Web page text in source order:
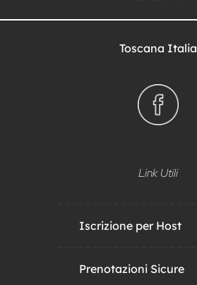
Toscana Italia
Link Utili
Iscrizione per Host
Prenotazioni Sicure